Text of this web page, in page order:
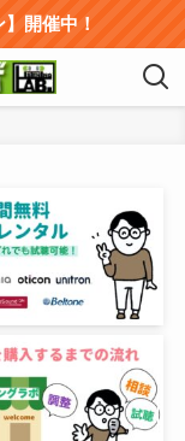
開催中！